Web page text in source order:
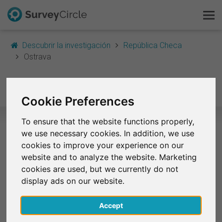
Cookie Preferences
To ensure that the website functions properly,
we use necessary cookies. In addition, we use
cookies to improve your experience on our
website and to analyze the website. Marketing
cookies are used, but we currently do not
display ads on our website.
Accept
Descubrir la investigación
República Checa
Ostrava
Estudios seleccionados en Ostrava
Actualmente no existen encuestas de Ostrava en
SurveyCircle.
FAQ
Regístrate gratis
Iniciar sesión
English